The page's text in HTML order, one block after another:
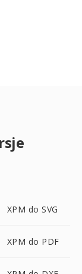
XPM do SVG
XPM do PDF